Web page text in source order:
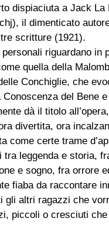
dispiaciuta a Jack La
il dimenticato
scritture (1921).
personali riguardano in
quella della
Conchiglie, che
Conoscenza del Bene
dà il titolo
divertita, ora
come certe trame
tra leggenda e storia,
e sogno, fra orrore
fiaba da raccontare
gli altri ragazzi che
piccoli o cresciuti